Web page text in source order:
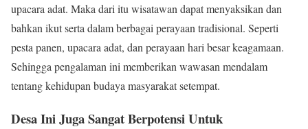
upacara adat. Maka dari itu wisatawan dapat menyaksikan dan
bahkan ikut serta dalam berbagai perayaan tradisional. Seperti
pesta panen, upacara adat, dan perayaan hari besar keagamaan.
Sehingga pengalaman ini memberikan wawasan mendalam
tentang kehidupan budaya masyarakat setempat.
Desa Ini Juga Sangat Berpotensi Untuk